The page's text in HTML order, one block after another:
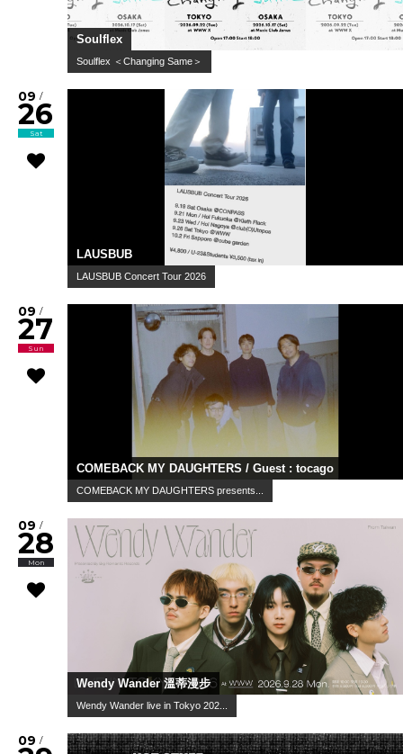
Soulflex
Soulflex ＜Changing Same＞
09 /
26
Sat
LAUSBUB
LAUSBUB Concert Tour 2026
09 /
27
Sun
COMEBACK MY DAUGHTERS / Guest : tocago
COMEBACK MY DAUGHTERS presents...
09 /
28
Mon
Wendy Wander 溫蒂漫步
Wendy Wander live in Tokyo 202...
09 /